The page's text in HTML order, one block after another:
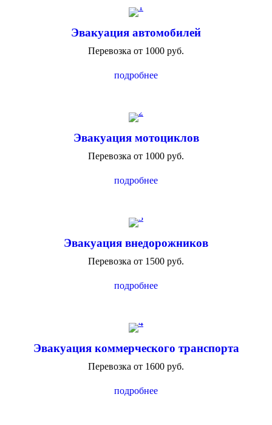
Эвакуация автомобилей
Перевозка от 1000 руб.
подробнее
Эвакуация мотоциклов
Перевозка от 1000 руб.
подробнее
Эвакуация внедорожников
Перевозка от 1500 руб.
подробнее
Эвакуация коммерческого транспорта
Перевозка от 1600 руб.
подробнее